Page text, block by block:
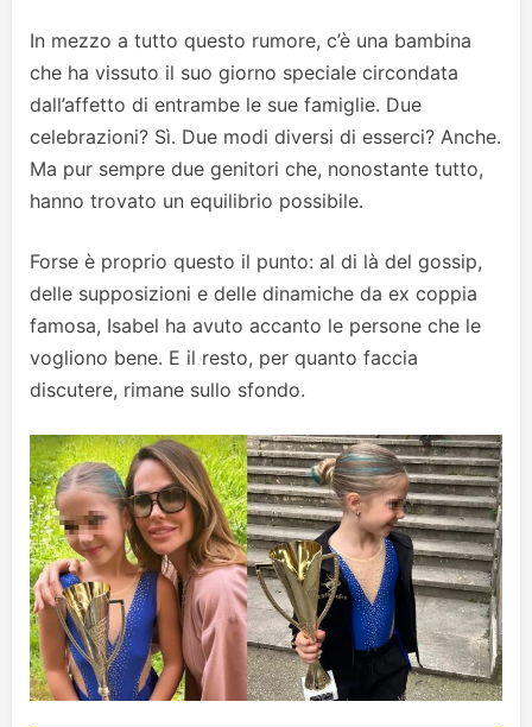
In mezzo a tutto questo rumore, c’è una bambina
che ha vissuto il suo giorno speciale circondata
dall’affetto di entrambe le sue famiglie. Due
celebrazioni? Sì. Due modi diversi di esserci? Anche.
Ma pur sempre due genitori che, nonostante tutto,
hanno trovato un equilibrio possibile.
Forse è proprio questo il punto: al di là del gossip,
delle supposizioni e delle dinamiche da ex coppia
famosa, Isabel ha avuto accanto le persone che le
vogliono bene. E il resto, per quanto faccia
discutere, rimane sullo sfondo.